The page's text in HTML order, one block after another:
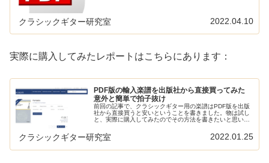
クラシックギター研究室 2022.04.10
実際に購入してみたレポートはこちらにあります：
PDF版の輸入楽譜を出版社から直接買ってみた
意外と簡単で拍子抜け
前回の記事で、クラシックギター用の楽譜はPDF版を出版
社から直接買うと安いということを書きました。物は試し
と、実際に購入してみたのでその方法を書きたいと思いま
す。クラシックギターの楽譜の買い...
クラシックギター研究室 2022.01.25